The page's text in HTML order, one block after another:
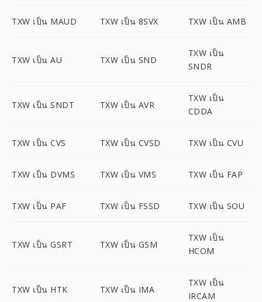
TXW เป็น MAUD TXW เป็น 8SVX TXW เป็น AMB
TXW เป็น AU TXW เป็น SND
TXW เป็น
SNDR
TXW เป็น SNDT TXW เป็น AVR
TXW เป็น
CDDA
TXW เป็น CVS TXW เป็น CVSD TXW เป็น CVU
TXW เป็น DVMS TXW เป็น VMS TXW เป็น FAP
TXW เป็น PAF TXW เป็น FSSD TXW เป็น SOU
TXW เป็น GSRT TXW เป็น GSM
TXW เป็น
HCOM
TXW เป็น HTK TXW เป็น IMA
TXW เป็น
IRCAM